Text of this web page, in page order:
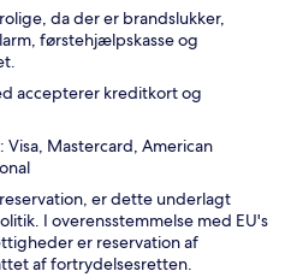
da der er brandslukker,
førstehjælpskasse og
accepterer kreditkort og
Mastercard, American
er dette underlagt
I overensstemmelse med EU's
er reservation af
af fortrydelsesretten.